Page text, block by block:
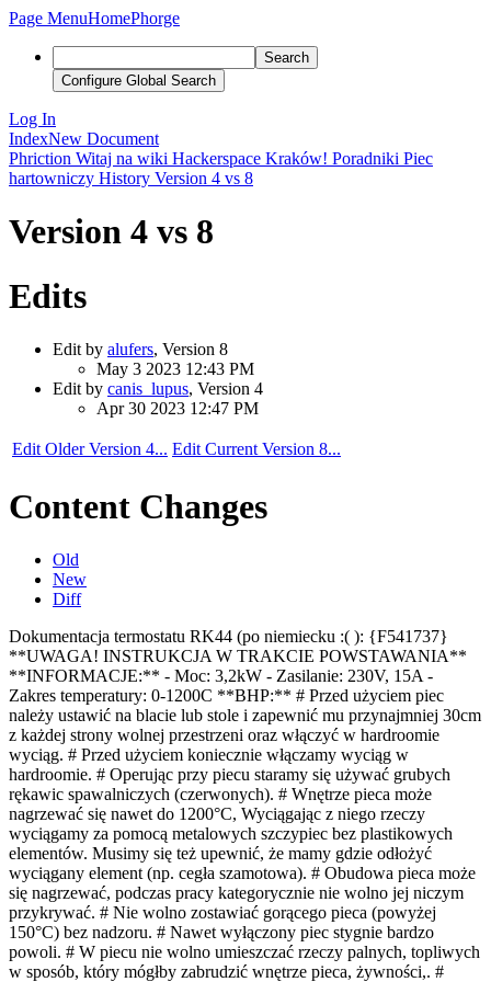
Page MenuHomePhorge
Search
Configure Global Search
Log In
IndexNew Document
Phriction Witaj na wiki Hackerspace Kraków! Poradniki Piec
hartowniczy History Version 4 vs 8
Version 4 vs 8
Edits
Edit by alufers, Version 8
May 3 2023 12:43 PM
Edit by canis_lupus, Version 4
Apr 30 2023 12:47 PM
Edit Older Version 4... Edit Current Version 8...
Content Changes
Old
New
Diff
Dokumentacja termostatu RK44 (po niemiecku :( ): {F541737}
**UWAGA! INSTRUKCJA W TRAKCIE POWSTAWANIA**
**INFORMACJE:** - Moc: 3,2kW - Zasilanie: 230V, 15A -
Zakres temperatury: 0-1200C **BHP:** # Przed użyciem piec
należy ustawić na blacie lub stole i zapewnić mu przynajmniej 30cm
z każdej strony wolnej przestrzeni oraz włączyć w hardroomie
wyciąg. # Przed użyciem koniecznie włączamy wyciąg w
hardroomie. # Operując przy piecu staramy się używać grubych
rękawic spawalniczych (czerwonych). # Wnętrze pieca może
nagrzewać się nawet do 1200°C, Wyciągając z niego rzeczy
wyciągamy za pomocą metalowych szczypiec bez plastikowych
elementów. Musimy się też upewnić, że mamy gdzie odłożyć
wyciągany element (np. cegła szamotowa). # Obudowa pieca może
się nagrzewać, podczas pracy kategorycznie nie wolno jej niczym
przykrywać. # Nie wolno zostawiać gorącego pieca (powyżej
150°C) bez nadzoru. # Nawet wyłączony piec stygnie bardzo
powoli. # W piecu nie wolno umieszczać rzeczy palnych, topliwych
w sposób, który mógłby zabrudzić wnętrze pieca, żywności,. #